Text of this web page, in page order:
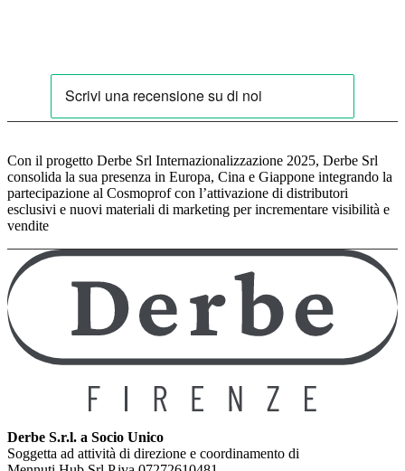
Con il progetto Derbe Srl Internazionalizzazione 2025, Derbe Srl
consolida la sua presenza in Europa, Cina e Giappone integrando la
partecipazione al Cosmoprof con l’attivazione di distributori
esclusivi e nuovi materiali di marketing per incrementare visibilità e
vendite
Derbe S.r.l. a Socio Unico
Soggetta ad attività di direzione e coordinamento di